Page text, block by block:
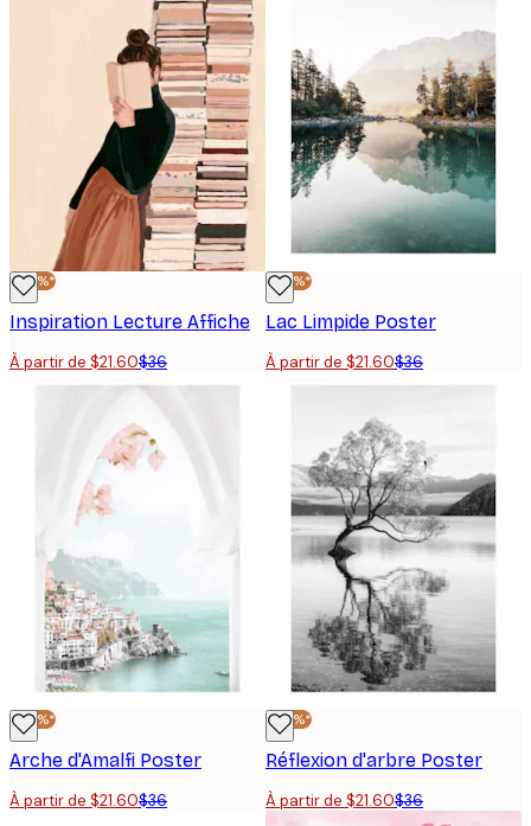
-40%*
Inspiration Lecture Affiche
À partir de $21.60$36
-40%*
Lac Limpide Poster
À partir de $21.60$36
-40%*
Arche d'Amalfi Poster
À partir de $21.60$36
-40%*
Réflexion d'arbre Poster
À partir de $21.60$36